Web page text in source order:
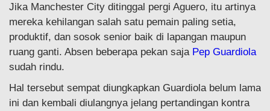
Jika Manchester City ditinggal pergi Aguero, itu artinya
mereka kehilangan salah satu pemain paling setia,
produktif, dan sosok senior baik di lapangan maupun
ruang ganti. Absen beberapa pekan saja Pep Guardiola
sudah rindu.
Hal tersebut sempat diungkapkan Guardiola belum lama
ini dan kembali diulangnya jelang pertandingan kontra